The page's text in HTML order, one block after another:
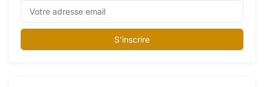
S'inscrire